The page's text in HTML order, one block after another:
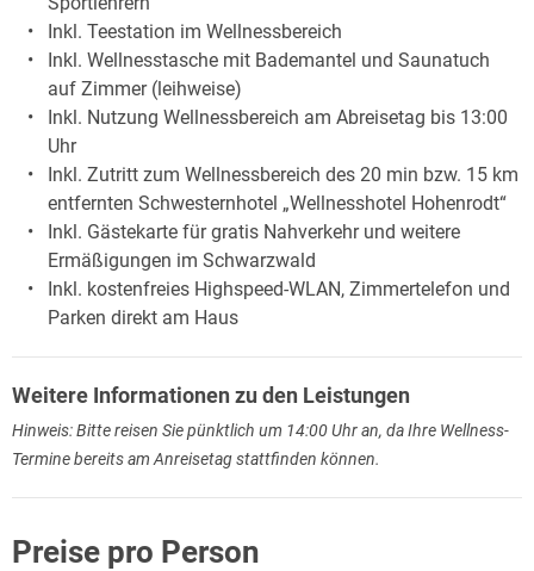
Inkl. Teestation im Wellnessbereich
Inkl. Wellnesstasche mit Bademantel und Saunatuch
auf Zimmer (leihweise)
Inkl. Nutzung Wellnessbereich am Abreisetag bis 13:00
Uhr
Inkl. Zutritt zum Wellnessbereich des 20 min bzw. 15 km
entfernten Schwesternhotel „Wellnesshotel Hohenrodt“
Inkl. Gästekarte für gratis Nahverkehr und weitere
Ermäßigungen im Schwarzwald
Inkl. kostenfreies Highspeed-WLAN, Zimmertelefon und
Parken direkt am Haus
Weitere Informationen zu den Leistungen
Hinweis: Bitte reisen Sie pünktlich um 14:00 Uhr an, da Ihre Wellness-
Termine bereits am Anreisetag stattfinden können.
Preise pro Person